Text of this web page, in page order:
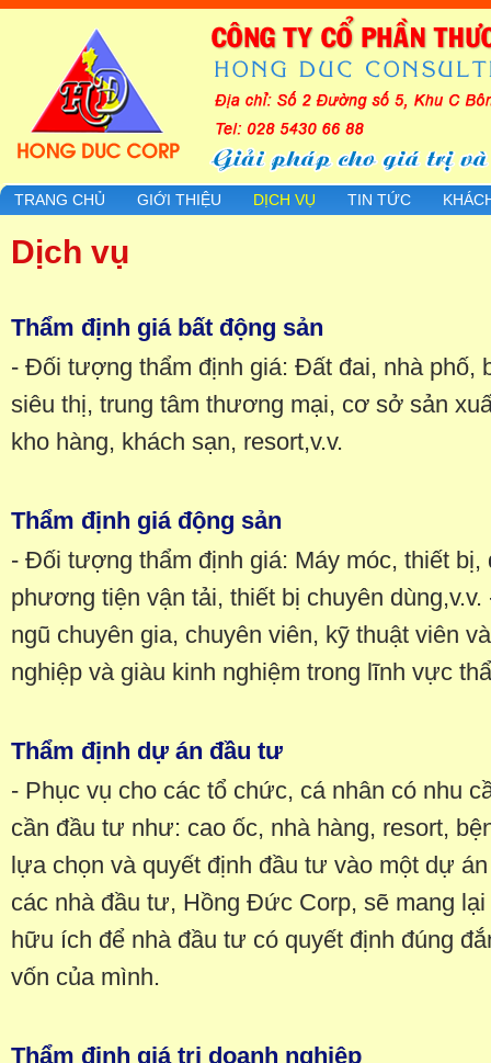
TRANG CHỦ GIỚI THIỆU DỊCH VỤ TIN TỨC
Dịch vụ
Thẩm định giá bất động sản
- Đối tượng thẩm định giá: Đất đai, nhà phố,
siêu thị, trung tâm thương mại, cơ sở sản
kho hàng, khách sạn, resort,v.v.
Thẩm định giá động sản
- Đối tượng thẩm định giá: Máy móc, thiết bị,
phương tiện vận tải, thiết bị chuyên
ngũ chuyên gia, chuyên viên, kỹ thuật viên
nghiệp và giàu kinh nghiệm trong lĩnh vực
Thẩm định dự án đầu tư
- Phục vụ cho các tổ chức, cá nhân có nhu
cần đầu tư như: cao ốc, nhà hàng, resort,
lựa chọn và quyết định đầu tư vào một dự
các nhà đầu tư, Hồng Đức Corp, sẽ mang
hữu ích để nhà đầu tư có quyết định đúng
vốn của mình.
Thẩm định giá trị doanh nghiệp